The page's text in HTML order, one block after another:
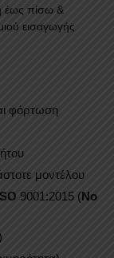
έως πίσω &
εισαγωγής
φόρτωση
μοντέλου
9001:2015 (No